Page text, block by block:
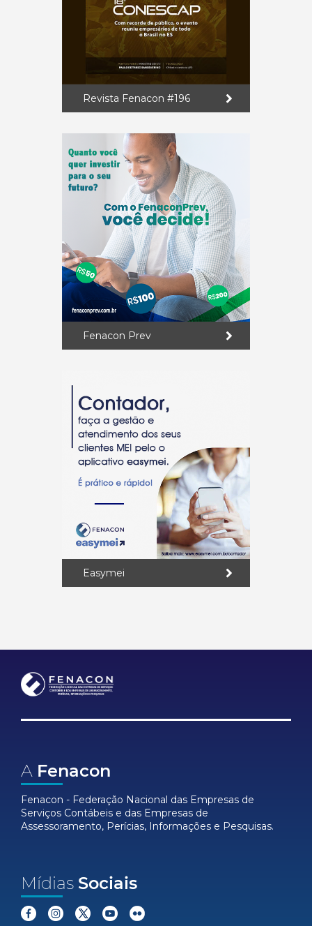
Revista Fenacon #196
Fenacon Prev
Easymei
A Fenacon
Fenacon - Federação Nacional das Empresas de
Serviços Contábeis e das Empresas de
Assessoramento, Perícias, Informações e Pesquisas.
Mídias Sociais